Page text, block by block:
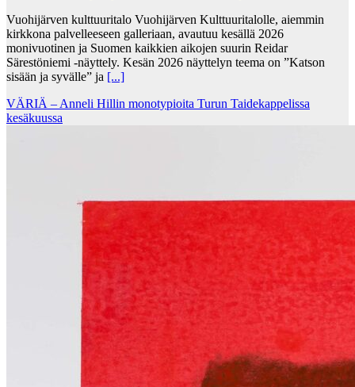
Vuohijärven kulttuuritalo Vuohijärven Kulttuuritalolle, aiemmin
kirkkona palvelleeseen galleriaan, avautuu kesällä 2026
monivuotinen ja Suomen kaikkien aikojen suurin Reidar
Särestöniemi -näyttely. Kesän 2026 näyttelyn teema on ”Katson
sisään ja syvälle” ja [...]
VÄRIÄ – Anneli Hillin monotypioita Turun Taidekappelissa
kesäkuussa